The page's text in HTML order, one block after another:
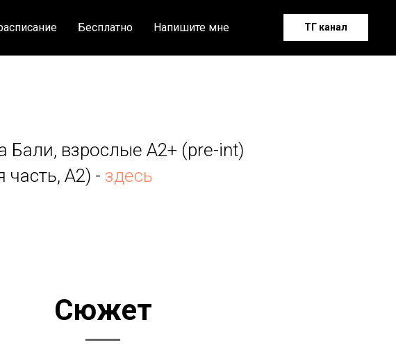
Бесплатно Напишите мне ТГ канал
Бали, взрослые А2+ (pre-int)
А2) - здесь
Сюжет